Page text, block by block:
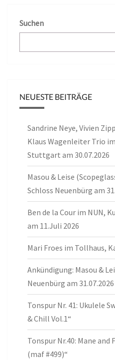
Suchen
NEUESTE BEITRÄGE
Sandrine Neye, Vivien
Klaus Wagenleiter Trio
Stuttgart am 30.07.2026
Masou & Leise
Schloss Neuenbürg am
Ben de la Cour im NUN,
am 11.Juli 2026
Mari Froes im Tollhaus,
Ankündigung: Masou &
Neuenbürg am 31.07.2026
Tonspur Nr. 41: Ukulele
& Chill Vol.1“
Tonspur Nr.40: Mane and
(maf #499)“